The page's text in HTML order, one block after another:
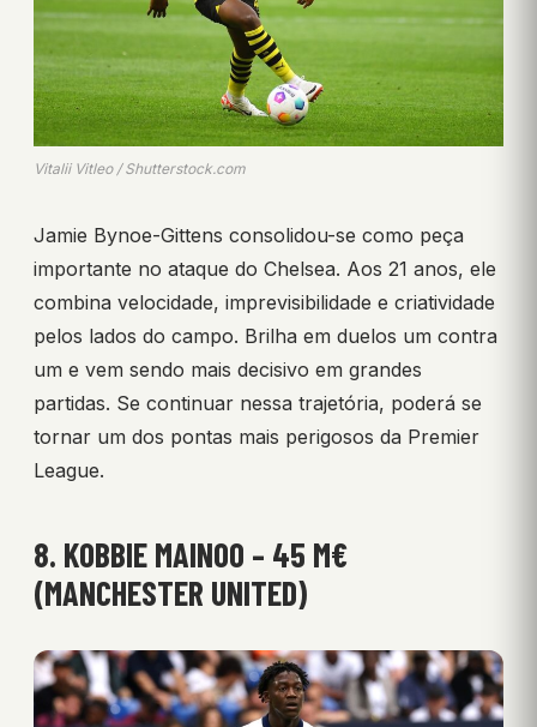
Vitalii Vitleo / Shutterstock.com
Jamie Bynoe-Gittens consolidou-se como peça
importante no ataque do Chelsea. Aos 21 anos, ele
combina velocidade, imprevisibilidade e criatividade
pelos lados do campo. Brilha em duelos um contra
um e vem sendo mais decisivo em grandes
partidas. Se continuar nessa trajetória, poderá se
tornar um dos pontas mais perigosos da Premier
League.
8. KOBBIE MAINOO – 45 M€
(MANCHESTER UNITED)